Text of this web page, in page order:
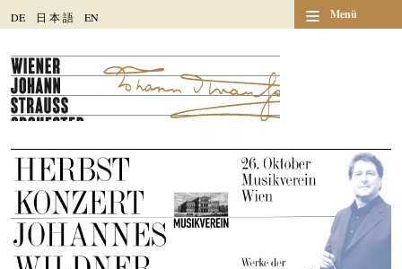
DE 日 本語 EN ≡ Menü